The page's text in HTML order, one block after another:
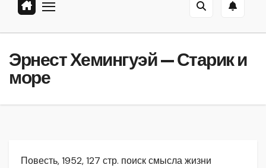
Эрнест Хемингуэй — Старик и
море
Повесть, 1952, 127 стр. поиск смысла жизни